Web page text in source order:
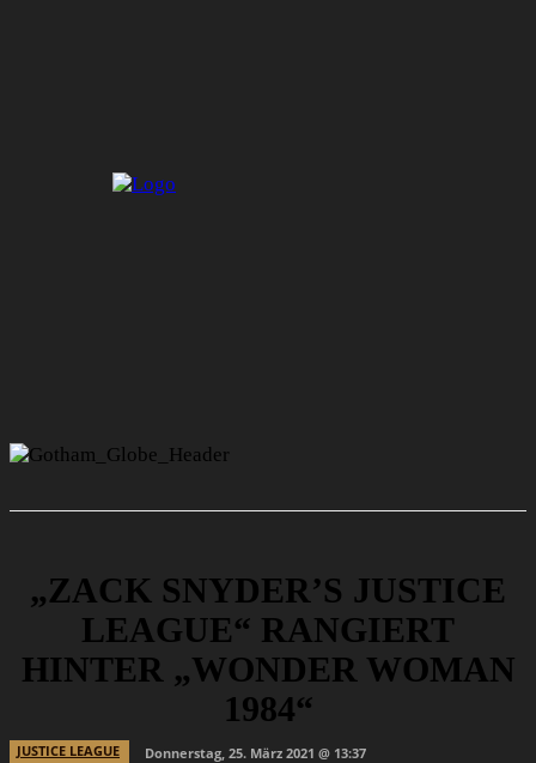
„ZACK SNYDER’S JUSTICE
LEAGUE“ RANGIERT
HINTER „WONDER WOMAN
1984“
JUSTICE LEAGUE Donnerstag, 25. März 2021 @ 13:37